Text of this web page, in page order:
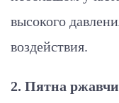
высокого
воздействия.
2. Пятна